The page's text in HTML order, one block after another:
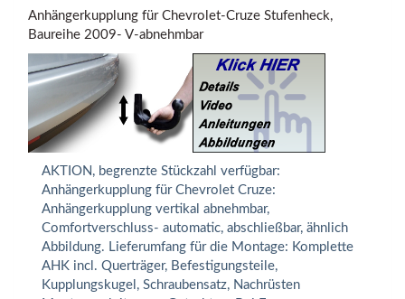
Anhängerkupplung für Chevrolet-Cruze Stufenheck,
Baureihe 2009- V-abnehmbar
AKTION, begrenzte Stückzahl verfügbar:
Anhängerkupplung für Chevrolet Cruze:
Anhängerkupplung vertikal abnehmbar,
Comfortverschluss- automatic, abschließbar, ähnlich
Abbildung. Lieferumfang für die Montage: Komplette
AHK incl. Querträger, Befestigungsteile,
Kupplungskugel, Schraubensatz, Nachrüsten